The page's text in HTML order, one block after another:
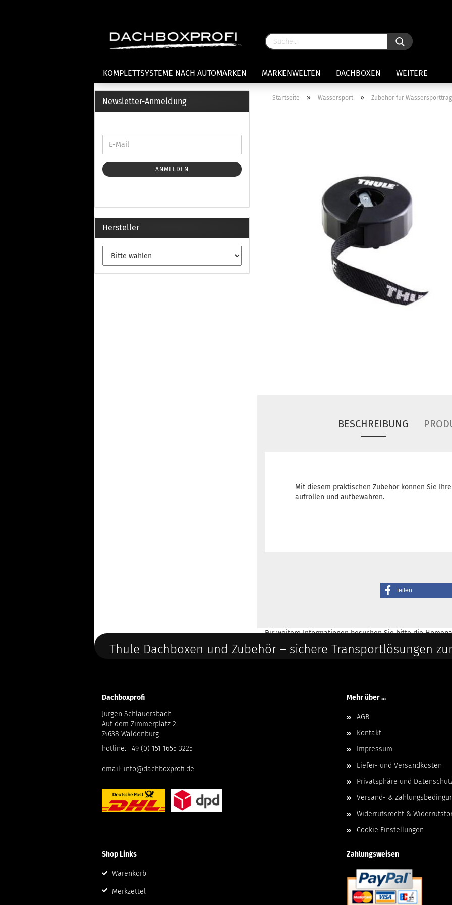
KOMPLETTSYSTEME NACH AUTOMARKEN MARKENWELTEN DACHBOXEN WEITERE
Heckklappenfahrradträger
Anhängekupplungsträger
E-Bike Fahrradträger
Universaltträger Reling
Thule Montagekits 50.. für 7105
Fußsatz Fahrzeuge mit
integrierter Reling
Thule Montagekits 60.. für 7106
Startseite » Wassersport » Zubehör für
BESCHREIBUNG
Mit diesem praktischen Zubehör können Sie
aufrollen und aufbewahren.
teilen
Für weitere Informationen besuchen Sie bitte die
Newsletter-Anmeldung
ANMELDEN
Hersteller
Thule Dachboxen und Zubehör – sichere Transportlösungen
Dachboxprofi
Jürgen Schlauersbach
Auf dem Zimmerplatz 2
74638 Waldenburg
hotline: +49 (0) 151 1655 3225
email: info@dachboxprofi.de
Mehr über ...
AGB
Kontakt
Impressum
Liefer- und Versandkosten
Privatsphäre und
Versand- &
Widerrufsrecht &
Cookie Einstellungen
Shop Links
Warenkorb
Merkzettel
Zahlungsweisen